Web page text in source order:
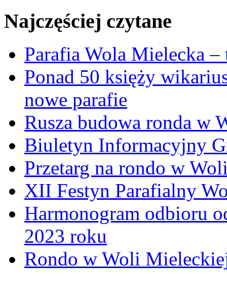
Najczęściej czytane
Parafia Wola Mielecka
Ponad 50 księży
nowe parafie
Rusza budowa ronda w
Biuletyn Informacyjny
Przetarg na rondo w
XII Festyn Parafialny
Harmonogram odbioru
2023 roku
Rondo w Woli